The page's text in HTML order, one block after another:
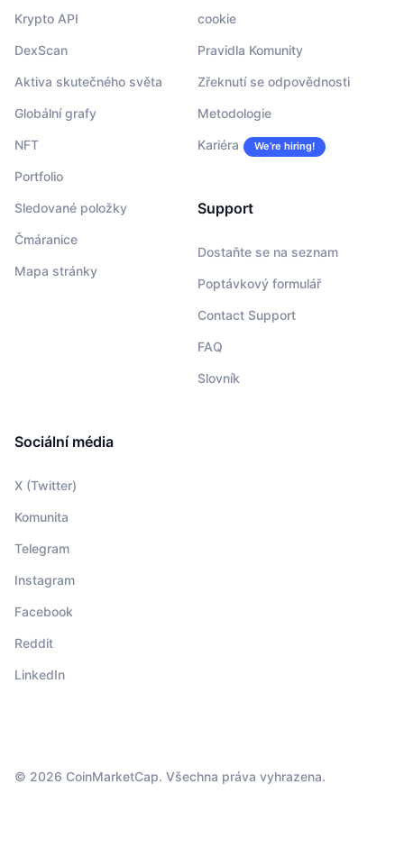
Krypto API
DexScan
Aktiva skutečného světa
Globální grafy
NFT
Portfolio
Sledované položky
Čmáranice
Mapa stránky
cookie
Pravidla Komunity
Zřeknutí se odpovědnosti
Metodologie
Kariéra We’re hiring!
Support
Dostaňte se na seznam
Poptávkový formulář
Contact Support
FAQ
Slovník
Sociální média
X (Twitter)
Komunita
Telegram
Instagram
Facebook
Reddit
LinkedIn
© 2026 CoinMarketCap. Všechna práva vyhrazena.